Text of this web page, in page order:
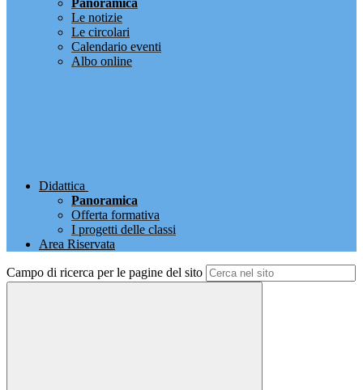
Panoramica
Le notizie
Le circolari
Calendario eventi
Albo online
Didattica
Panoramica
Offerta formativa
I progetti delle classi
Area Riservata
Campo di ricerca per le pagine del sito